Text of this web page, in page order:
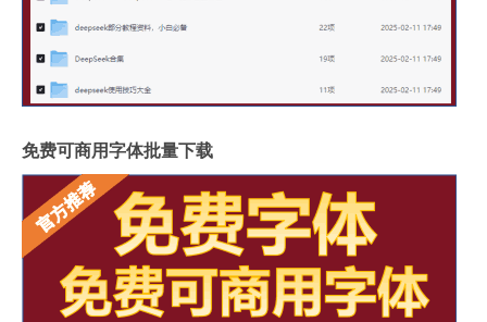
免费可商用字体批量下载